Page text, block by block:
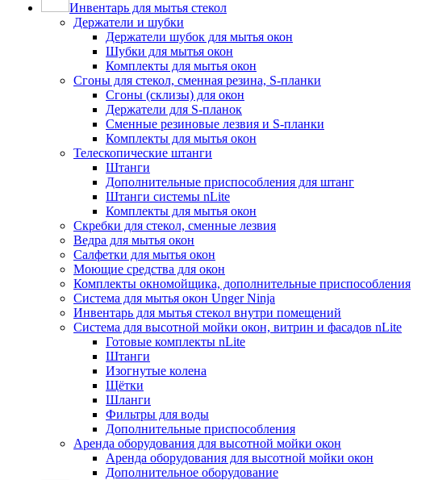
Инвентарь для мытья стекол
Держатели и шубки
Держатели шубок для мытья окон
Шубки для мытья окон
Комплекты для мытья окон
Сгоны для стекол, сменная резина, S-планки
Сгоны (склизы) для окон
Держатели для S-планок
Сменные резиновые лезвия и S-планки
Комплекты для мытья окон
Телескопические штанги
Штанги
Дополнительные приспособления для штанг
Штанги системы nLite
Комплекты для мытья окон
Скребки для стекол, сменные лезвия
Ведра для мытья окон
Салфетки для мытья окон
Моющие средства для окон
Комплекты окномойщика, дополнительные приспособления
Система для мытья окон Unger Ninja
Инвентарь для мытья стекол внутри помещений
Система для высотной мойки окон, витрин и фасадов nLite
Готовые комплекты nLite
Штанги
Изогнутые колена
Щётки
Шланги
Фильтры для воды
Дополнительные приспособления
Аренда оборудования для высотной мойки окон
Аренда оборудования для высотной мойки окон
Дополнительное оборудование